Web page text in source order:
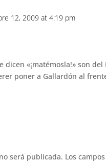
12, 2009 at 4:19 pm
dicen «¡matémosla!» son
poner a Gallardón al
será publicada. Los